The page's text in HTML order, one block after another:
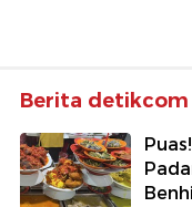
Berita detikcom
Benhil